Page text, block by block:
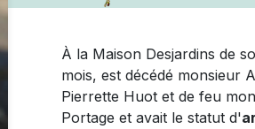
À la Maison Desjardins de
mois, est décédé monsieur
Pierrette Huot et de feu
Portage et avait le statut d'